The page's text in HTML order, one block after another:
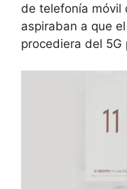
de telefonía móvil
aspiraban a que
procediera del 5G